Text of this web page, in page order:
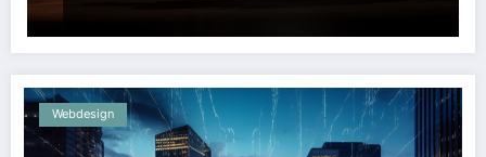
Webdesign